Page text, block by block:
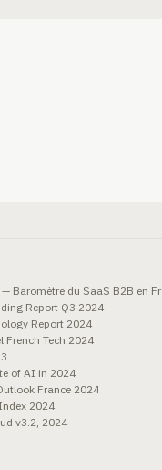
Baromètre du SaaS B2B en
Report Q3 2024
Report 2024
French Tech 2024
of AI in 2024
France 2024
2024
v3.2, 2024